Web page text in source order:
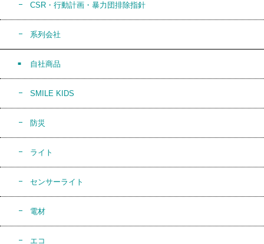
CSR・行動計画・暴力団排除指針
系列会社
自社商品
SMILE KIDS
防災
ライト
センサーライト
電材
エコ